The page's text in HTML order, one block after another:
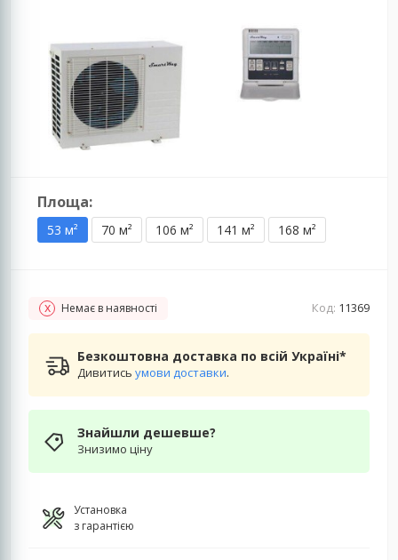
Площа:
53 м² 70 м² 106 м² 141 м² 168 м²
Немає в наявності Код: 11369
Безкоштовна доставка по всій Україні*
Дивитисьумови доставки.
Знайшли дешевше?
Знизимо ціну
Установка
з гарантією